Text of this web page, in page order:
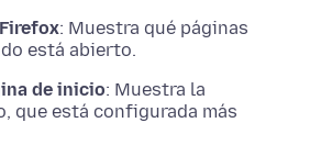
: Muestra qué páginas
está abierto.
de inicio: Muestra la
que está configurada más